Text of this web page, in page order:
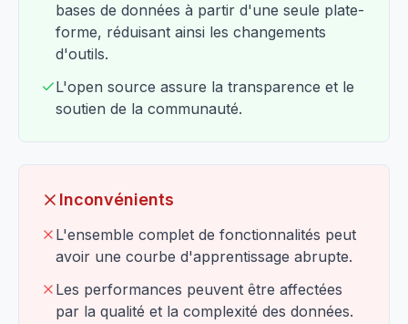
bases de données à partir d'une seule plate-
forme, réduisant ainsi les changements
d'outils.
L'open source assure la transparence et le
soutien de la communauté.
Inconvénients
L'ensemble complet de fonctionnalités peut
avoir une courbe d'apprentissage abrupte.
Les performances peuvent être affectées
par la qualité et la complexité des données.